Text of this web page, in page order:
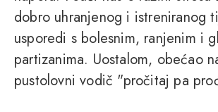
dobro uhranjenog i istreniranog
usporedi s bolesnim, ranjenim i
partizanima. Uostalom, obećao
pustolovni vodič "pročitaj pa